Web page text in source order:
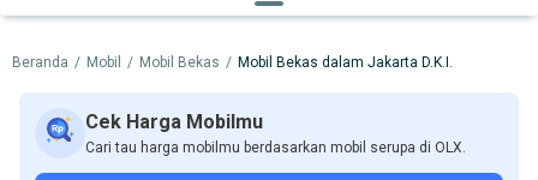
Harga Merek Dan Model Tahun
Tipe Bodi Tipe Membership
Beranda / Mobil / Mobil Bekas / Mobil Bekas dalam Jakarta D.K.I.
Cek Harga Mobilmu
Cari tau harga mobilmu berdasarkan mobil serupa di OLX.